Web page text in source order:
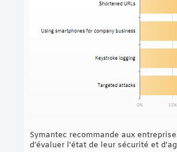
Symantec recommande aux
d’évaluer l'état de leur sécurité et